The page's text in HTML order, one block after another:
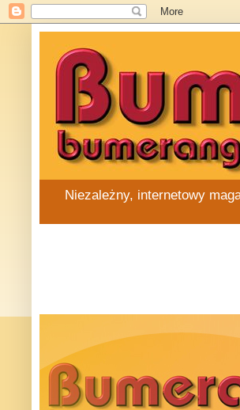
Niezależny, internetowy